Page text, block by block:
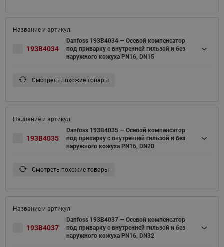
193B4034
Danfoss 193B4034 — Осевой компенсатор
под приварку c внутренней гильзой и без
наружного кожуха PN16, DN15
Смотреть похожие товары
193B4035
Danfoss 193B4035 — Осевой компенсатор
под приварку c внутренней гильзой и без
наружного кожуха PN16, DN20
Смотреть похожие товары
193B4037
Danfoss 193B4037 — Осевой компенсатор
под приварку c внутренней гильзой и без
наружного кожуха PN16, DN32